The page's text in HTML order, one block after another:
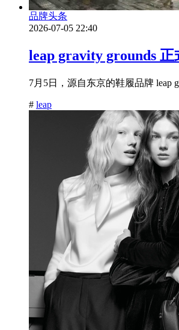
品牌头条
2026-07-05 22:40
leap gravity grounds
7月5日，源自东京的鞋履品牌 leap
# leap